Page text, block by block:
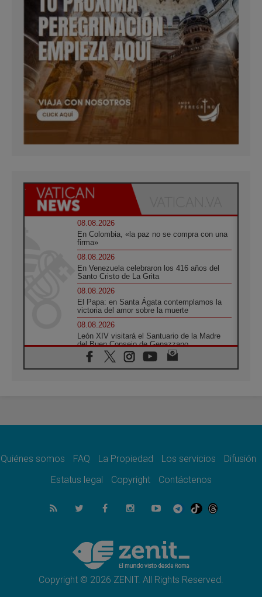
08.08.2026
En Colombia, «la paz no se compra con una
firma»
08.08.2026
En Venezuela celebraron los 416 años del
Santo Cristo de La Grita
08.08.2026
El Papa: en Santa Ágata contemplamos la
victoria del amor sobre la muerte
08.08.2026
León XIV visitará el Santuario de la Madre
del Buen Consejo de Genazzano
07.08.2026
Filipinas: el Vicariato Apostólico de Calapán
07.08.2026
07.08.2026
muertos en 300 días
Tagle: La guerra desfigura el mundo, solo la
revelación de Dios lo transfigura
Presentada la Trienal de Arte de las
Universidades Católicas: «Exercises in
Empathy»
Quiénes somos FAQ La Propiedad Los servicios
Difusión
Estatus legal
Copyright Contáctenos
Copyright © 2026 ZENIT. All Rights Reserved.